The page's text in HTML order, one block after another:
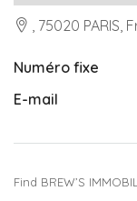
, 75020 PARIS,
Numéro fixe
E-mail
Find BREW’S